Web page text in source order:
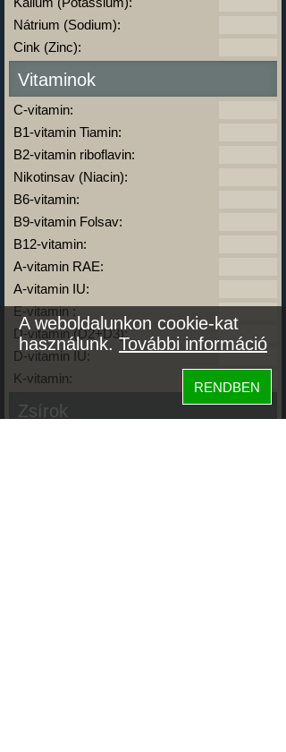
Nátrium (Sodium):
Cink (Zinc):
Vitaminok
C-vitamin:
B1-vitamin Tiamin:
B2-vitamin riboflavin:
Nikotinsav (Niacin):
B6-vitamin:
B9-vitamin Folsav:
B12-vitamin:
A-vitamin RAE:
A-vitamin IU:
E-vitamin :
D-vitamin (D2+D3):
D-vitamin IU:
K-vitamin:
Zsírok
A weboldalunkon cookie-kat
használunk.További információ
RENDBEN